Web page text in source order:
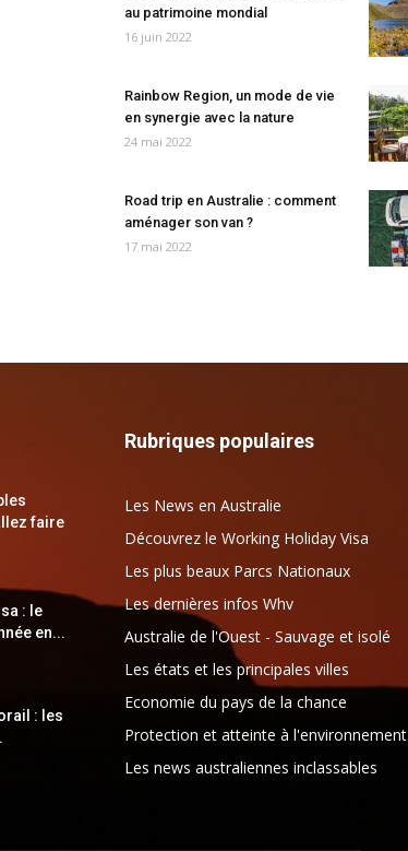
au patrimoine mondial
16 juin 2022
Rainbow Region, un mode de vie
en synergie avec la nature
24 mai 2022
Road trip en Australie : comment
aménager son van ?
17 mai 2022
faire
: le
en...
: les
Rubriques populaires
Les News en Australie
Découvrez le Working Holiday Visa
Les plus beaux Parcs Nationaux
Les dernières infos Whv
Australie de l'Ouest - Sauvage et isolé
Les états et les principales villes
Economie du pays de la chance
Protection et atteinte à l'environnement
Les news australiennes inclassables